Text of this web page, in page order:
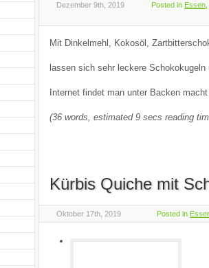
Dezember 9th, 2019 Posted in Essen
Mit Dinkelmehl, Kokosöl,
lassen sich sehr leckere
Internet findet man unter Backen
(36 words, estimated 9 secs reading
Kürbis Quiche mit
Oktober 17th, 2019 Posted in